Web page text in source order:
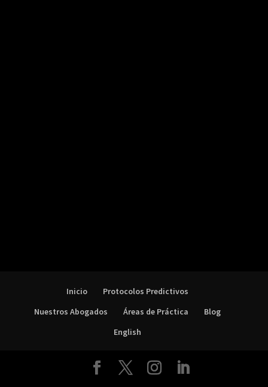
Inicio
Protocolos Predictivos
Nuestros Abogados
Áreas de Práctica
Blog
English